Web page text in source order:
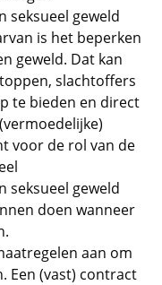
seksueel geweld
is het beperken
geweld. Dat kan
slachtoffers
te bieden en direct
voor de rol van de
seksueel geweld
doen wanneer
aan om
Een (vast) contract